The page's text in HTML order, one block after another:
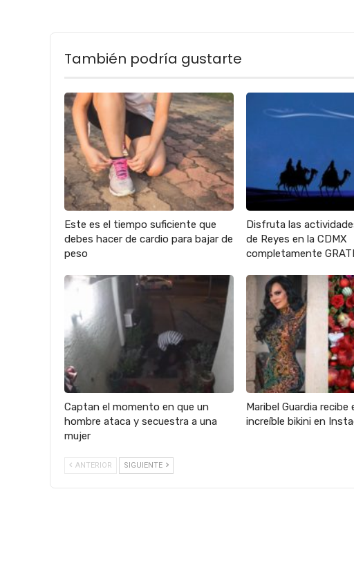
También podría gustarte
Este es el tiempo suficiente que
debes hacer de cardio para bajar de
peso
Disfruta las
de Reyes en la CDMX
completamente
Captan el momento en que un
hombre ataca y secuestra a una
mujer
Maribel Guardia
increíble bikini en
ANTERIOR SIGUIENTE